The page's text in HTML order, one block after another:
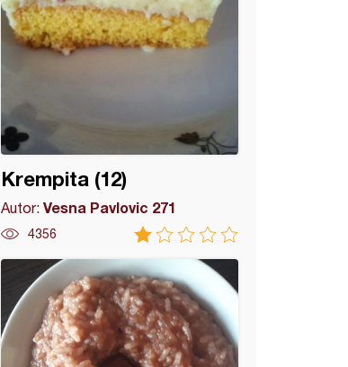
Krempita (12)
Autor:Vesna Pavlovic 271
4356